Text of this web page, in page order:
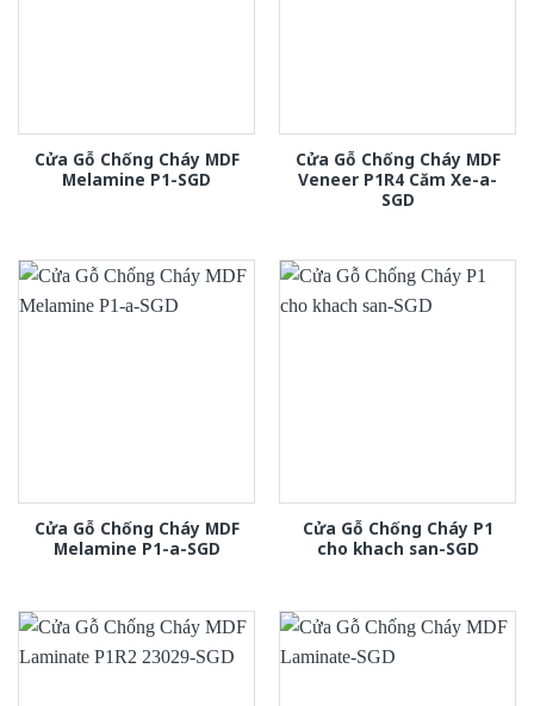
Cửa Gỗ Chống Cháy MDF
Melamine P1-SGD
Cửa Gỗ Chống Cháy MDF
Veneer P1R4 Căm Xe-a-
SGD
Cửa Gỗ Chống Cháy MDF
Melamine P1-a-SGD
Cửa Gỗ Chống Cháy P1
cho khach san-SGD